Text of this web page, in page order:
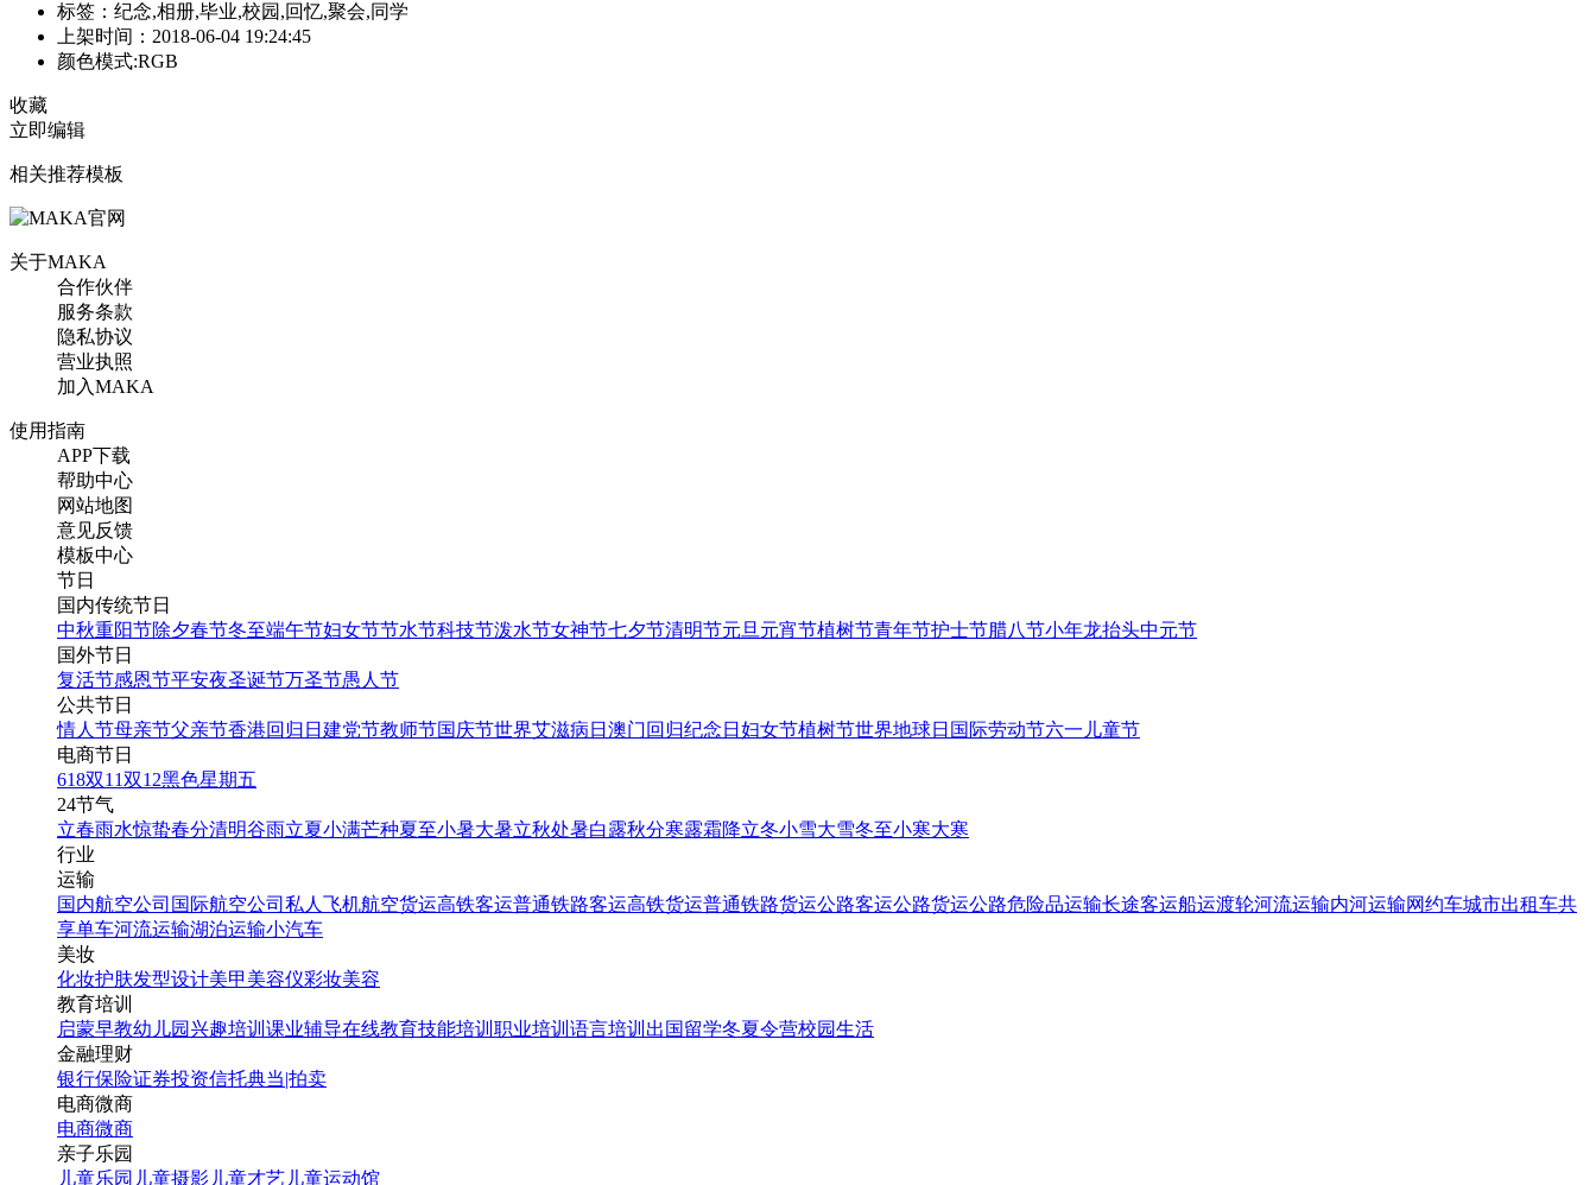
标签：纪念,相册,毕业,校园,回忆,聚会,同学
上架时间：2018-06-04 19:24:45
颜色模式:RGB
收藏
立即编辑
相关推荐模板
关于MAKA
合作伙伴
服务条款
隐私协议
营业执照
加入MAKA
使用指南
APP下载
帮助中心
网站地图
意见反馈
模板中心
节日
国内传统节日
中秋重阳节除夕春节冬至端午节妇女节节水节科技节泼水节女神节七夕节清明节元旦 元宵节植树节青年节护士节腊八节小年龙抬头中元节
国外节日
复活节感恩节平安夜圣诞节万圣节愚人节
公共节日
情人节母亲节父亲节香港回归日 建党节教师节国庆节世界艾滋病日 澳门回归纪念日 妇女节植树节世界地球日 国际劳动节六一儿童节
电商节日
618双11双12黑色星期五
24节气
立春雨水惊蛰春分清明谷雨立夏小满芒种夏至小暑大暑立秋处暑白露秋分寒露霜降立冬小雪大雪冬至小寒大寒
行业
运输
国内航空公司 国际航空公司 私人飞机航空货运高铁客运普通铁路客运高铁货运普通铁路货运公路客运公路货运公路危险品运输长途客运船运渡轮河流运输内河运输网约车城市出租车共
享单车河流运输湖泊运输小汽车
美妆
化妆护肤发型设计美甲 美容仪彩妆美容
教育培训
启蒙早教幼儿园 兴趣培训 课业辅导在线教育技能培训 职业培训 语言培训 出国留学冬夏令营校园生活
金融理财
银行保险证券投资信托典当|拍卖
电商微商
电商微商
亲子乐园
儿童乐园 儿童摄影 儿童才艺 儿童运动馆